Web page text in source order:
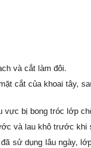
và cắt làm đôi.
cắt của khoai tây,
vực bị bong tróc lớp
và lau khô trước khi
sử dụng lâu ngày,